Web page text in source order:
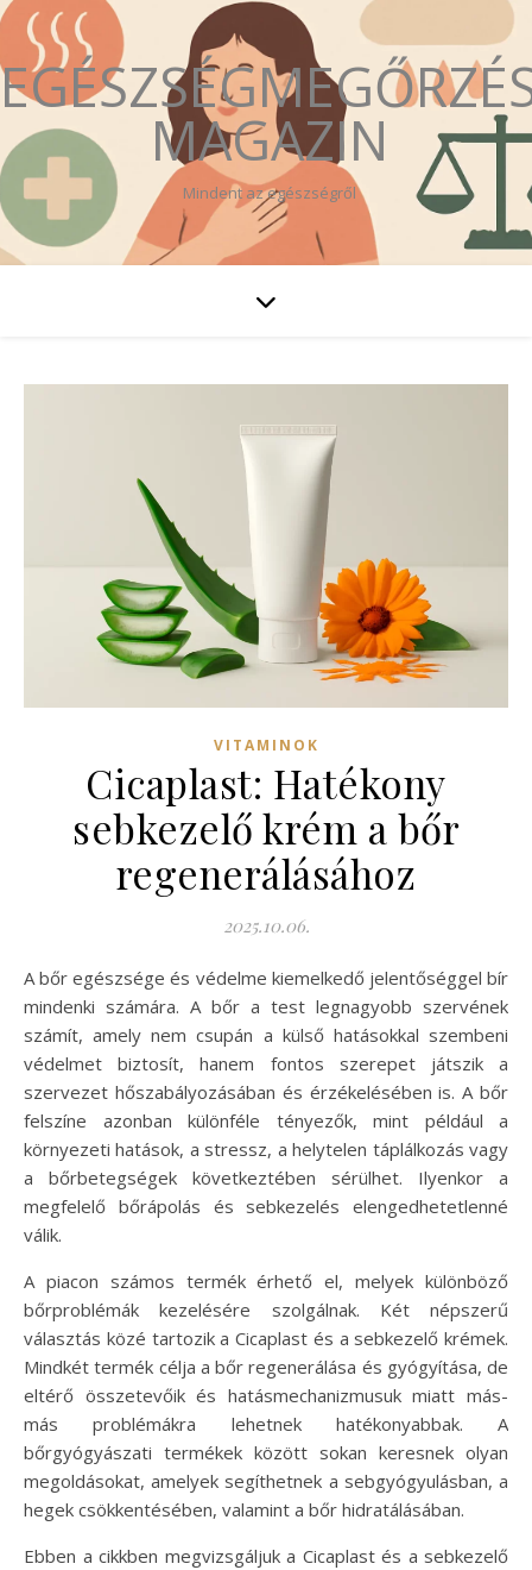
MAGAZIN
Mindent az egészségről
VITAMINOK
Cicaplast: Hatékony
sebkezelő krém a bőr
regenerálásához
2025.10.06.
A bőr egészsége és védelme kiemelkedő jelentőséggel bír
mindenki számára. A bőr a test legnagyobb szervének
számít, amely nem csupán a külső hatásokkal szembeni
védelmet biztosít, hanem fontos szerepet játszik a
szervezet hőszabályozásában és érzékelésében is. A bőr
felszíne azonban különféle tényezők, mint például a
környezeti hatások, a stressz, a helytelen táplálkozás vagy
a bőrbetegségek következtében sérülhet. Ilyenkor a
megfelelő bőrápolás és sebkezelés elengedhetetlenné
válik.
A piacon számos termék érhető el, melyek különböző
bőrproblémák kezelésére szolgálnak. Két népszerű
választás közé tartozik a Cicaplast és a sebkezelő krémek.
Mindkét termék célja a bőr regenerálása és gyógyítása, de
eltérő összetevőik és hatásmechanizmusuk miatt más-
más problémákra lehetnek hatékonyabbak. A
bőrgyógyászati termékek között sokan keresnek olyan
megoldásokat, amelyek segíthetnek a sebgyógyulásban, a
hegek csökkentésében, valamint a bőr hidratálásában.
Ebben a cikkben megvizsgáljuk a Cicaplast és a sebkezelő